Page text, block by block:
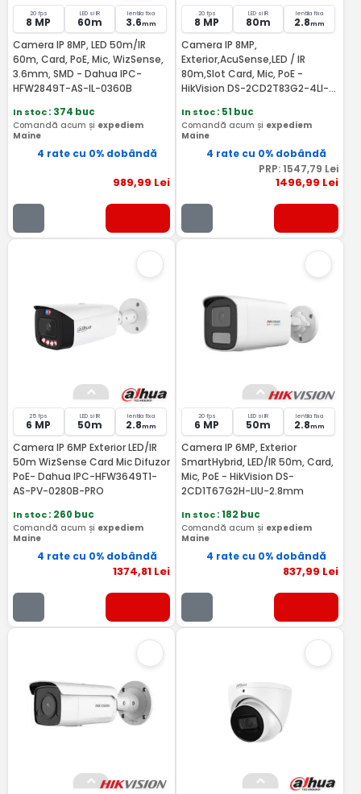
20 fps
8 MP
LED si IR
60m
lentila fixa
3.6mm
Camera IP 8MP, LED 50m/IR
60m, Card, PoE, Mic, WizSense,
3.6mm, SMD - Dahua IPC-
HFW2849T-AS-IL-0360B
In stoc: 374 buc
Comandă acum și expediem
Maine
4 rate cu 0% dobândă
989,99 Lei
20 fps
8 MP
LED si IR
80m
lentila fixa
2.8mm
Camera IP 8MP,
Exterior,AcuSense,LED / IR
80m,Slot Card, Mic, PoE -
HikVision DS-2CD2T83G2-4LI-
In stoc: 51 buc
Comandă acum și expediem
Maine
4 rate cu 0% dobândă
PRP: 1547,79 Lei
1496,99 Lei
25 fps
6 MP
LED si IR
50m
lentila fixa
2.8mm
Camera IP 6MP Exterior LED/IR
50m WizSense Card Mic Difuzor
PoE- Dahua IPC-HFW3649T1-
AS-PV-0280B-PRO
In stoc: 260 buc
Comandă acum și expediem
Maine
4 rate cu 0% dobândă
1374,81Lei
20 fps
6 MP
LED si IR
50m
lentila fixa
2.8mm
Camera IP 6MP, Exterior
SmartHybrid, LED/IR 50m, Card,
Mic, PoE - HikVision DS-
2CD1T67G2H-LIU-2.8mm
In stoc: 182 buc
Comandă acum și expediem
Maine
4 rate cu 0% dobândă
837,99 Lei